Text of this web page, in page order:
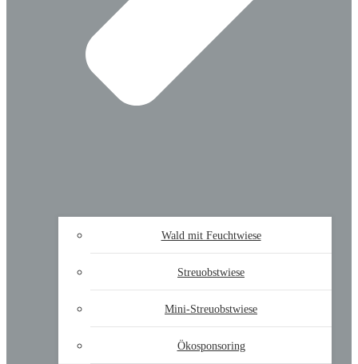
Wald mit Feuchtwiese
Streuobstwiese
Mini-Streuobstwiese
Ökosponsoring